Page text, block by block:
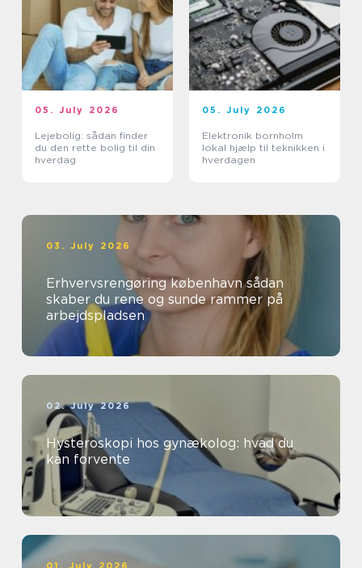
05. July 2026
Lejebolig: sådan finder
du den rette bolig til din
hverdag
05. July 2026
Elektronik bornholm
lokal hjælp til teknikken i
hverdagen
03. July 2026
Erhvervsrengøring københavn sådan
skaber du rene og sunde rammer på
arbejdspladsen
02. July 2026
Hysteroskopi hos gynækolog: hvad du
kan forvente
01. July 2026